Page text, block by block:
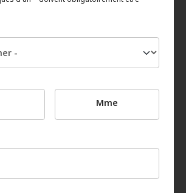
Mme